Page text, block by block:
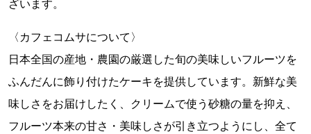
ざいます。
〈カフェコムサについて〉
日本全国の産地・農園の厳選した旬の美味しいフルーツを
ふんだんに飾り付けたケーキを提供しています。新鮮な美
味しさをお届けしたく、クリームで使う砂糖の量を抑え、
フルーツ本来の甘さ・美味しさが引き立つようにし、全て